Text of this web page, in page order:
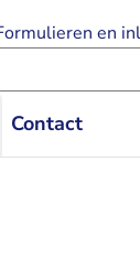
Contact
en
Rechtspraak